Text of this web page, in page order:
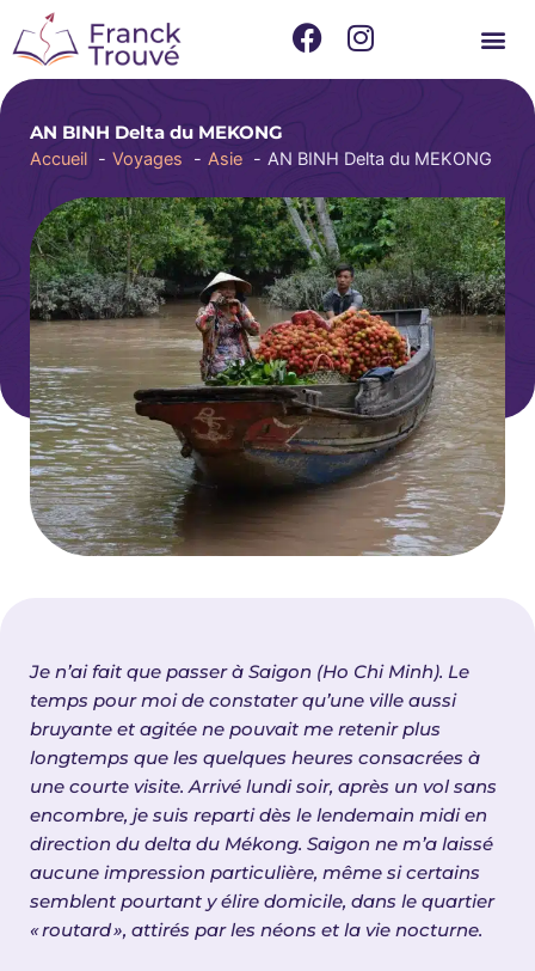
au
contenu
F
b
o
k
I
a
r
a
m
AN BINH Delta du MEKONG
Accueil
Voyages Asie AN BINH Delta du MEKONG
Je n’ai fait que passer à Saigon (Ho Chi Minh). Le
temps pour moi de constater qu’une ville aussi
bruyante et agitée ne pouvait me retenir plus
longtemps que les quelques heures consacrées à
une courte visite. Arrivé lundi soir, après un vol sans
encombre, je suis reparti dès le lendemain midi en
direction du delta du Mékong. Saigon ne m’a laissé
aucune impression particulière, même si certains
semblent pourtant y élire domicile, dans le quartier
«routard», attirés par les néons et la vie nocturne.